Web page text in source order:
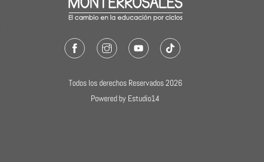
Facebook Instagram Youtube TikTok
Todos los derechos Reservados 2026
Powered by Estudio14